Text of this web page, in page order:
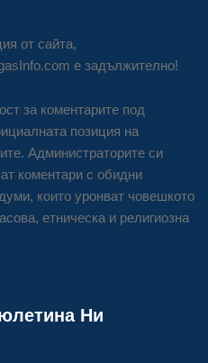
от сайта,
е задължително!
за коментарите под
позиция на
Администраторите си
коментари с обидни
които уронват човешкото
етническа и религиозна
Ни